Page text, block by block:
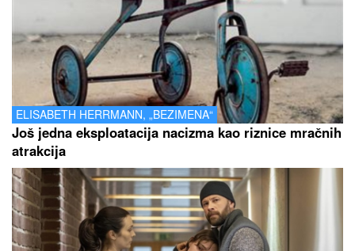
ELISABETH HERRMANN, „BEZIMENA“
Još jedna eksploatacija nacizma kao riznice mračnih
atrakcija